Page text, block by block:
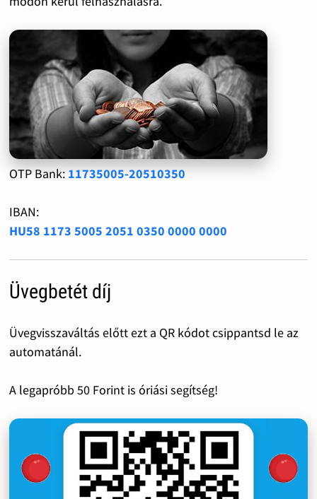
OTP Bank: 11735005-20510350
IBAN:
HU58 1173 5005 2051 0350 0000 0000
Üvegbetét díj
Üvegvisszaváltás előtt ezt a QR kódot csippantsd le az
automatánál.
A legapróbb 50 Forint is óriási segítség!